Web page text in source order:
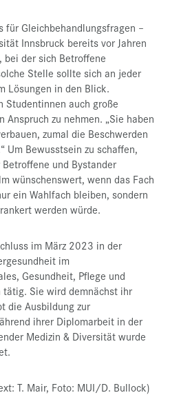
für Gleichbehandlungsfragen –
Innsbruck bereits vor Jahren
bei der sich Betroffene
Stelle sollte sich an jeder
Lösungen in den Blick.
Studentinnen auch große
zu nehmen. „Sie haben
zumal die Beschwerden
Um Bewusstsein zu schaffen,
und Bystander
wünschenswert, wenn das Fach
ein Wahlfach bleiben, sondern
werden würde.
im März 2023 in der
im
Gesundheit, Pflege und
tätig. Sie wird demnächst ihr
die Ausbildung zur
ihrer Diplomarbeit in der
Medizin & Diversität wurde
T. Mair, Foto: MUI/D. Bullock)